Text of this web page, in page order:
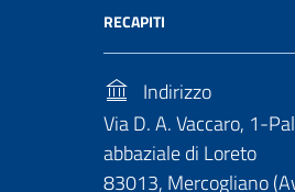
RECAPITI
Indirizzo
Via D. A. Vaccaro, 1-
abbaziale di Loreto
83013, Mercogliano